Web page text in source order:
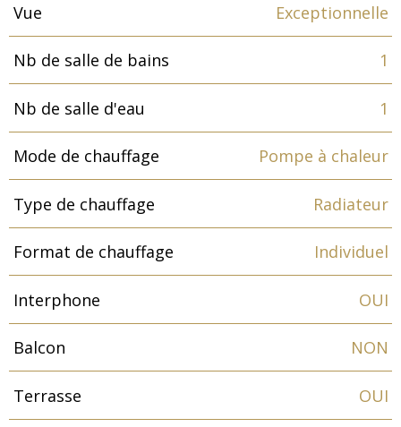
Vue Exceptionnelle
Nb de salle de bains 1
Nb de salle d'eau 1
Mode de chauffage Pompe à chaleur
Type de chauffage Radiateur
Format de chauffage Individuel
Interphone OUI
Balcon NON
Terrasse OUI